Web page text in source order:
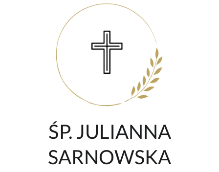
ŚP. JULIANNA
SARNOWSKA